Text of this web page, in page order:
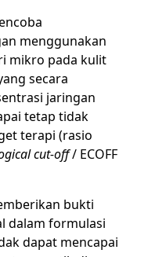
menggunakan
mikro pada kulit
secara
jaringan
tetap tidak
terapi (rasio
cut-off/ ECOFF
bukti
dalam formulasi
dapat mencapai